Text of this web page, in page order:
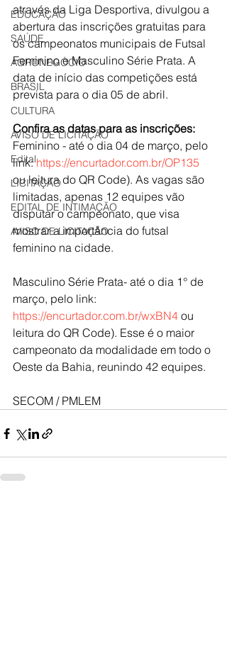
EDUCAÇÃO
SAÚDE
AGRONEGÓCIO
BRASIL
CULTURA
AVISO DE LICITAÇÃO
Edital
LICITAÇÃO
EDITAL DE INTIMAÇÃO
AVISO DE LICITAÇÃO
através da Liga Desportiva, divulgou a
abertura das inscrições gratuitas para
os campeonatos municipais de Futsal
Feminino e Masculino Série Prata. A
data de início das competições está
prevista para o dia 05 de abril.
Confira as datas para as inscrições:
Feminino - até o dia 04 de março, pelo
link: https://encurtador.com.br/OP135
ou leitura do QR Code). As vagas são
limitadas, apenas 12 equipes vão
disputar o campeonato, que visa
mostrar a importância do futsal
feminino na cidade.
Masculino Série Prata- até o dia 1° de
março, pelo link:
https://encurtador.com.br/wxBN4 ou
leitura do QR Code). Esse é o maior
campeonato da modalidade em todo o
Oeste da Bahia, reunindo 42 equipes.
SECOM / PMLEM